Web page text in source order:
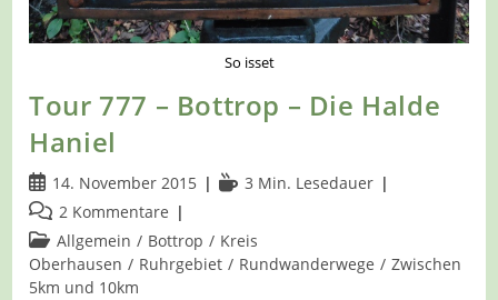
So isset
Tour 777 – Bottrop – Die Halde
Haniel
Beitrag
veröffentlicht:
14. November 2015 Lesedauer:
3 Min. Lesedauer
Beitrags-
Kommentare:
2 Kommentare
Beitrags-
Kategorie:
Allgemein / Bottrop / Kreis
Oberhausen / Ruhrgebiet / Rundwanderwege / Zwischen
5km und 10km